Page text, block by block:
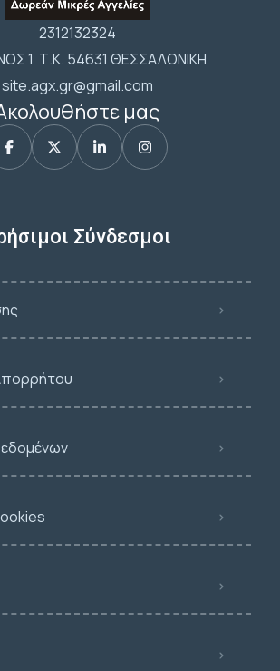
2312132324
1 Τ.Κ. 54631 ΘΕΣΣΑΛΟΝΙΚΗ
site.agx.gr@gmail.com
μας
Σύνδεσμοι